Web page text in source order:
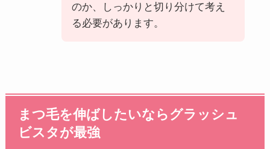
のか、しっかりと切り分けて考え
る必要があります。
まつ毛を伸ばしたいならグラッシュ
ビスタが最強